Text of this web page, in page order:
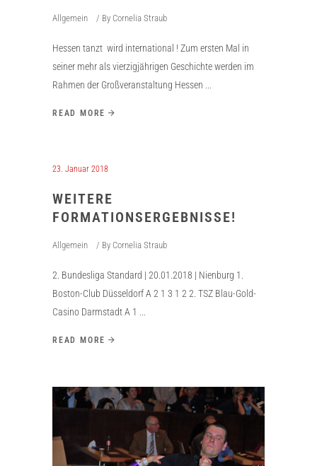
Allgemein By Cornelia Straub
Hessen tanzt wird international ! Zum ersten Mal in
seiner mehr als vierzigjährigen Geschichte werden im
Rahmen der Großveranstaltung Hessen
READ MORE
23. Januar 2018
WEITERE
FORMATIONSERGEBNISSE!
Allgemein By Cornelia Straub
2. Bundesliga Standard | 20.01.2018 | Nienburg 1.
Boston-Club Düsseldorf A 2 1 3 1 2 2. TSZ Blau-Gold-
Casino Darmstadt A 1
READ MORE